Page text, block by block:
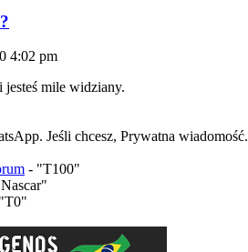
4:02 pm
mile widziany.
Jeśli chcesz, Prywatna wiadomość.
- "T100"